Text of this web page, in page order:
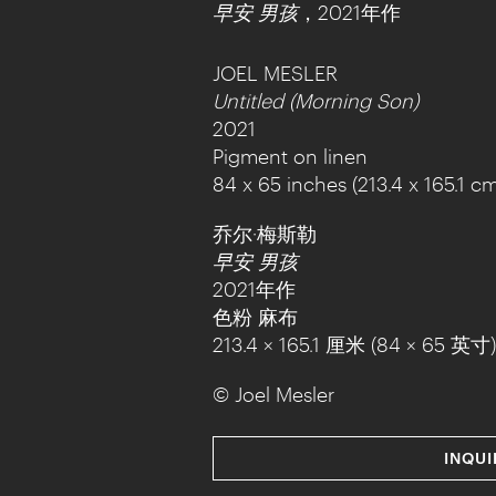
早安 男孩，2021年作
JOEL MESLER
Untitled (Morning Son)
2021
Pigment on linen
84 x 65 inches (213.4 x 165.1
乔尔·梅斯勒
早安 男孩
2021年作
色粉 麻布
213.4 × 165.1 厘米 (84 × 65 英寸)
© Joel Mesler